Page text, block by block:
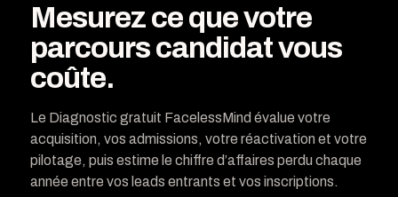
Mesurez ce que votre
parcours candidat vous
coûte.
Le Diagnostic gratuit FacelessMind évalue votre
acquisition, vos admissions, votre réactivation et votre
pilotage, puis estime le chiffre d’affaires perdu chaque
année entre vos leads entrants et vos inscriptions.